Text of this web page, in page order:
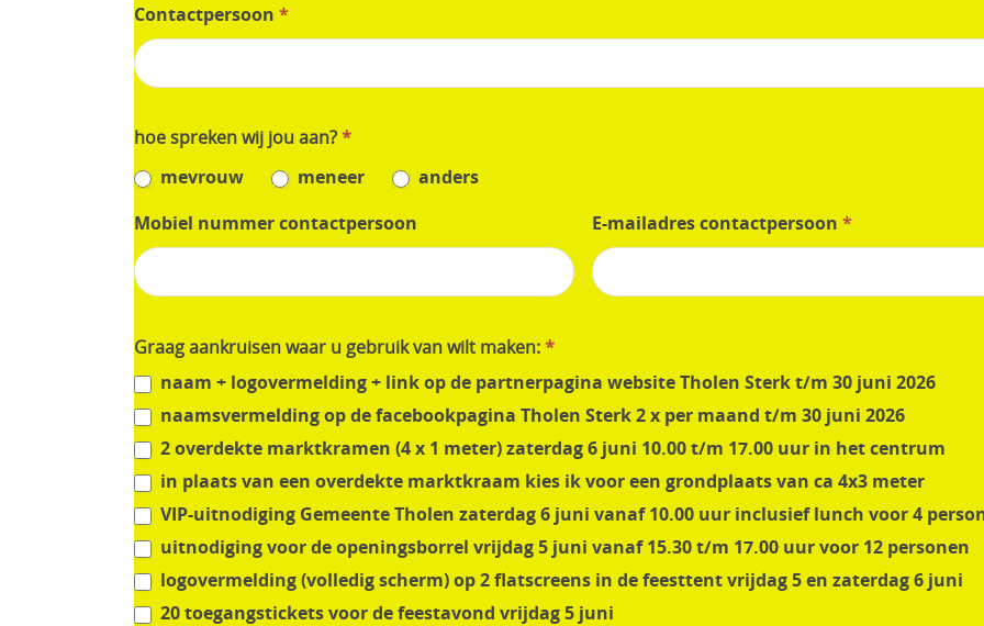
Contactpersoon *
hoe spreken wij jou aan?*
mevrouw
meneer anders
Mobiel nummer contactpersoon E-mailadres contactpersoon*
Graag aankruisen waar u gebruik van wilt maken:*
naam + logovermelding + link op de partnerpagina website Tholen Sterk t/m 30 juni 2026
naamsvermelding op de facebookpagina Tholen Sterk 2 x per maand t/m 30 juni 2026
2 overdekte marktkramen (4 x 1 meter) zaterdag 6 juni 10.00 t/m 17.00 uur in het centrum
in plaats van een overdekte marktkraam kies ik voor een grondplaats van ca 4x3 meter
VIP-uitnodiging Gemeente Tholen zaterdag 6 juni vanaf 10.00 uur inclusief lunch voor 4
uitnodiging voor de openingsborrel vrijdag 5 juni vanaf 15.30 t/m 17.00 uur voor 12 personen
logovermelding (volledig scherm) op 2 flatscreens in de feesttent vrijdag 5 en zaterdag 6 juni
20 toegangstickets voor de feestavond vrijdag 5 juni